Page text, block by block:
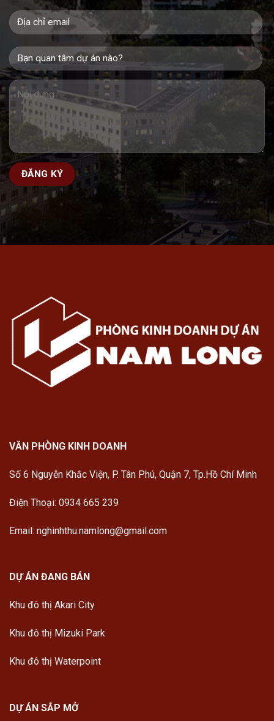
VĂN PHÒNG KINH DOANH
Số 6 Nguyễn Khắc Viện, P. Tân Phú, Quận 7, Tp.Hồ Chí Minh
Điện Thoại: 0934 665 239
Email: nghinhthu.namlong@gmail.com
DỰ ÁN ĐANG BÁN
Khu đô thị Akari City
Khu đô thị Mizuki Park
Khu đô thị Waterpoint
DỰ ÁN SẮP MỞ